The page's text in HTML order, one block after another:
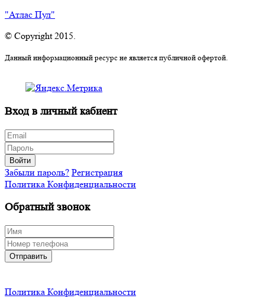
"Атлас Пул"
© Copyright 2015.
Данный информационный ресурс не является публичной офертой.
Вход в личный кабиент
Войти
Забыли пароль? Регистрация
Политика Конфиденциальности
Обратный звонок
Отправить
Политика Конфиденциальности